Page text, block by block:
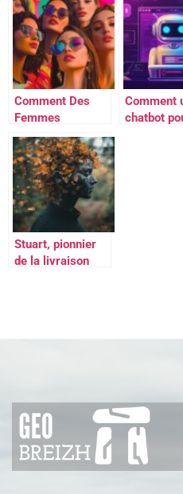
: ce qu’il faut
savoir
digital
artisans et
Comment Des
Femmes
Entrelles
transforme
l’entrepreneuriat
féminin en
Bretagne
Comment
chatbot
Stuart, pionnier
de la livraison